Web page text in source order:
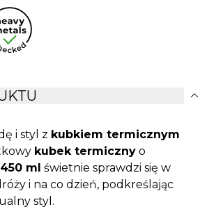
expand_more
i styl z kubkiem termicznym
kubek termiczny o
ml świetnie sprawdzi się w
i na co dzień, podkreślając
styl.